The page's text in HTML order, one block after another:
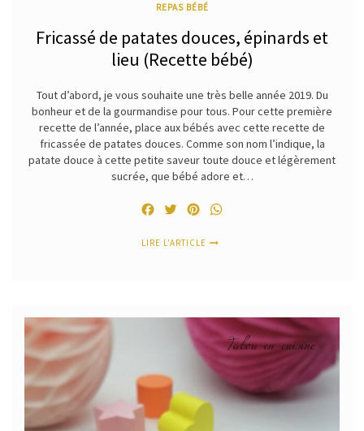
REPAS BÉBÉ
Fricassé de patates douces, épinards et
lieu (Recette bébé)
Tout d’abord, je vous souhaite une très belle année 2019. Du
bonheur et de la gourmandise pour tous. Pour cette première
recette de l’année, place aux bébés avec cette recette de
fricassée de patates douces. Comme son nom l’indique, la
patate douce à cette petite saveur toute douce et légèrement
sucrée, que bébé adore et…
FacebookTwitterPinterest
LIRE L'ARTICLE